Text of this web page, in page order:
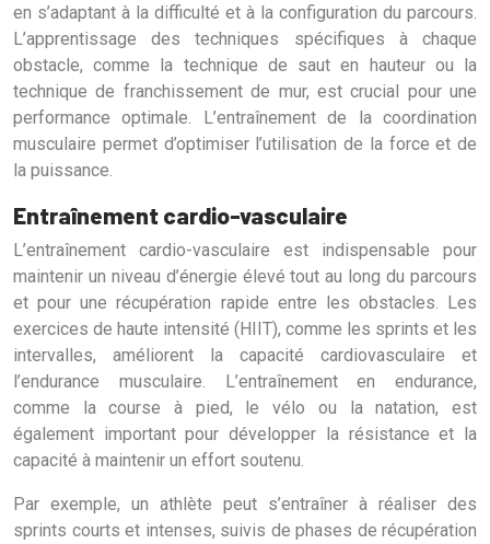
en s’adaptant à la difficulté et à la configuration du parcours.
L’apprentissage des techniques spécifiques à chaque
obstacle, comme la technique de saut en hauteur ou la
technique de franchissement de mur, est crucial pour une
performance optimale. L’entraînement de la coordination
musculaire permet d’optimiser l’utilisation de la force et de
la puissance.
Entraînement cardio-vasculaire
L’entraînement cardio-vasculaire est indispensable pour
maintenir un niveau d’énergie élevé tout au long du parcours
et pour une récupération rapide entre les obstacles. Les
exercices de haute intensité (HIIT), comme les sprints et les
intervalles, améliorent la capacité cardiovasculaire et
l’endurance musculaire. L’entraînement en endurance,
comme la course à pied, le vélo ou la natation, est
également important pour développer la résistance et la
capacité à maintenir un effort soutenu.
Par exemple, un athlète peut s’entraîner à réaliser des
sprints courts et intenses, suivis de phases de récupération